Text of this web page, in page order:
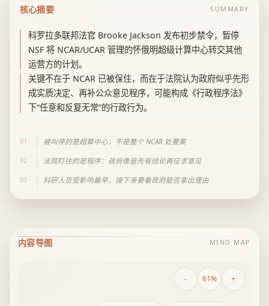
核心摘要 SUMMARY
科罗拉多联邦法官 Brooke Jackson 发布初步禁令，暂停
NSF 将 NCAR/UCAR 管理的怀俄明超级计算中心转交其他
运营方的计划。
关键不在于 NCAR 已被保住，而在于法院认为政府似乎先形
成实质决定、再补公众意见程序，可能构成《行政程序法》
下“任意和反复无常”的行政行为。
01 被叫停的是超算中心，不是整个 NCAR 处置案
02 法院盯住的是程序：政府像是先有结论再征求意见
03 科研人员受影响最早，接下来要看政府能否拿出理由
内容导图 MIND MAP
- 61% +